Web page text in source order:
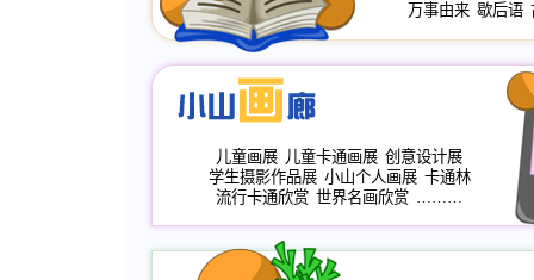
万事由来 歇后语
儿童画展 儿童卡通画展 创意设计展
学生摄影作品展 小山个人画展 卡通林
流行卡通欣赏 世界名画欣赏 ………